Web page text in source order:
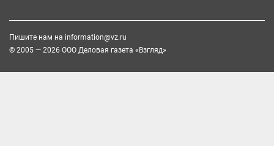
Пишите нам на information@vz.ru
© 2005 — 2026 ООО Деловая газета «Взгляд»